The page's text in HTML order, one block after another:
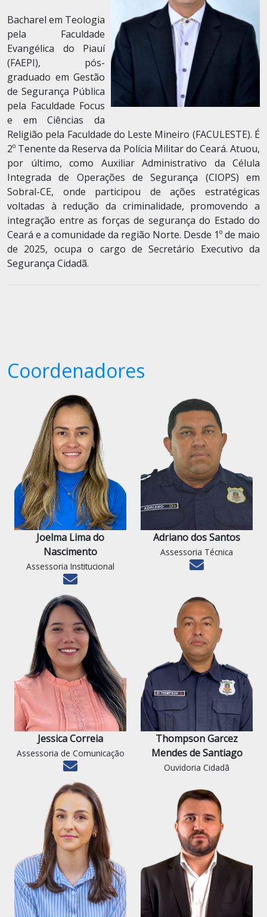
Bacharel em Teologia
pela Faculdade
Evangélica do Piauí
(FAEPI), pós-
graduado em Gestão
de Segurança Pública
pela Faculdade Focus
e em Ciências da
Religião pela Faculdade do Leste Mineiro (FACULESTE). É
2º Tenente da Reserva da Polícia Militar do Ceará. Atuou,
por último, como Auxiliar Administrativo da Célula
Integrada de Operações de Segurança (CIOPS) em
Sobral-CE, onde participou de ações estratégicas
voltadas à redução da criminalidade, promovendo a
integração entre as forças de segurança do Estado do
Ceará e a comunidade da região Norte. Desde 1º de maio
de 2025, ocupa o cargo de Secretário Executivo da
Segurança Cidadã.
Coordenadores
Joelma Lima do
Nascimento
Assessoria Institucional
Adriano dos Santos
Assessoria Técnica
Jessica Correia
Assessoria de Comunicação
Thompson Garcez
Mendes de Santiago
Ouvidoria Cidadã